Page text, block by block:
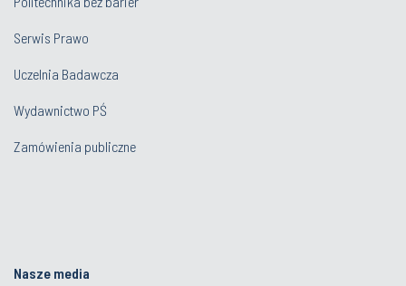
Serwis Prawo
Uczelnia Badawcza
Wydawnictwo PŚ
Zamówienia publiczne
Nasze media